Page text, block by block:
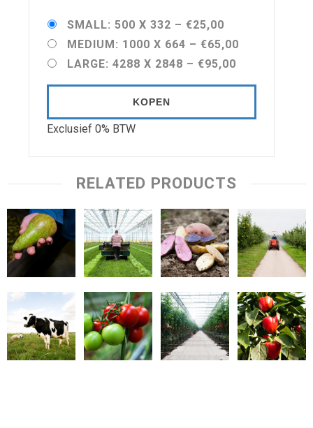
SMALL: 500 X 332 – €25,00
MEDIUM: 1000 X 664 – €65,00
LARGE: 4288 X 2848 – €95,00
KOPEN
Exclusief 0% BTW
RELATED PRODUCTS